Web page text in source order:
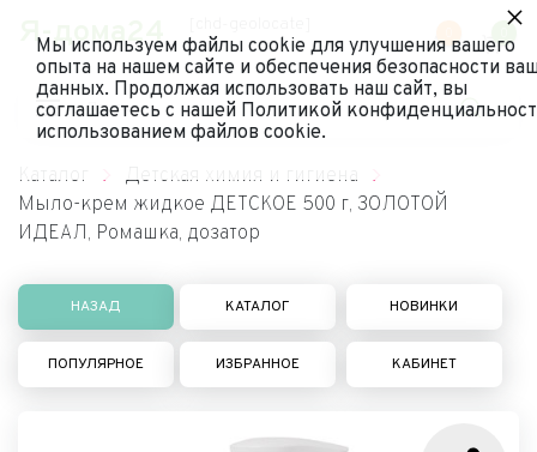
Я-дома24
Каталог
Детская химия и гигиена
Мыло-крем жидкое ДЕТСКОЕ 500 г, ЗОЛОТОЙ
ИДЕАЛ, Ромашка, дозатор
НАЗАД КАТАЛОГ НОВИНКИ
ПОПУЛЯРНОЕ ИЗБРАННОЕ КАБИНЕТ
Мы используем файлы cookie для улучшения вашего
опыта на нашем сайте и обеспечения безопасности
данных. Продолжая использовать наш сайт, вы
соглашаетесь с нашей Политикой
использованием файлов cookie.
×